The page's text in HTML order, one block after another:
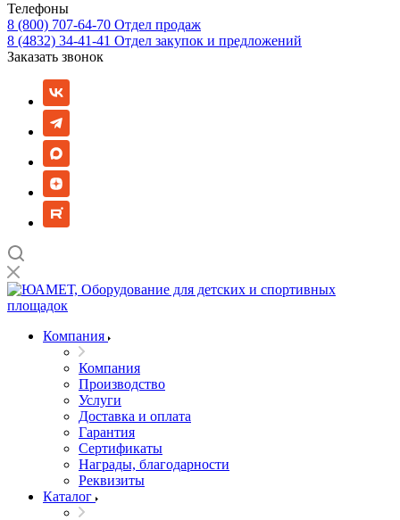
Телефоны
8 (800) 707-64-70 Отдел продаж
8 (4832) 34-41-41 Отдел закупок и предложений
Заказать звонок
Компания
Компания
Производство
Услуги
Доставка и оплата
Гарантия
Сертификаты
Награды, благодарности
Реквизиты
Каталог